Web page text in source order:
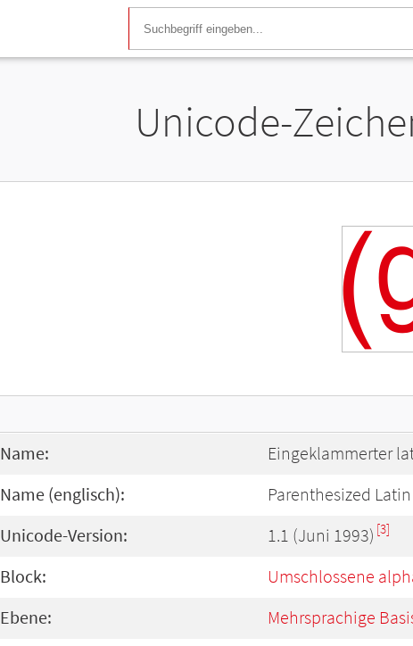
Unicode-
Name: Eingeklammerter
Name (englisch): Parenthesized
Unicode-Version: 1.1 (Juni 1993) [3]
Block: Umschlossene
Ebene: Mehrsprachige